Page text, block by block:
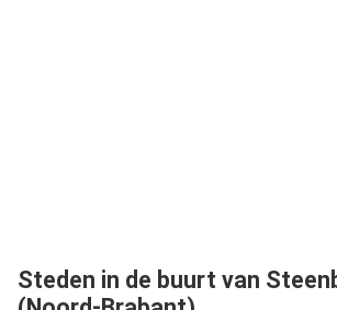
Steden in de buurt van